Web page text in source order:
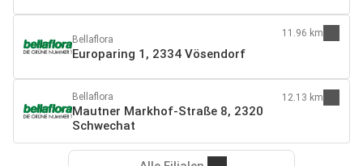
Bellaflora
Europaring 1, 2334 Vösendorf
11.96 km
Bellaflora
Mautner Markhof-Straße 8, 2320
Schwechat
12.13 km